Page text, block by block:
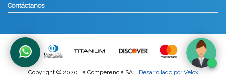
Contáctanos
Copyright © 2020 La Comperencia SA | Desarrollado por Velox